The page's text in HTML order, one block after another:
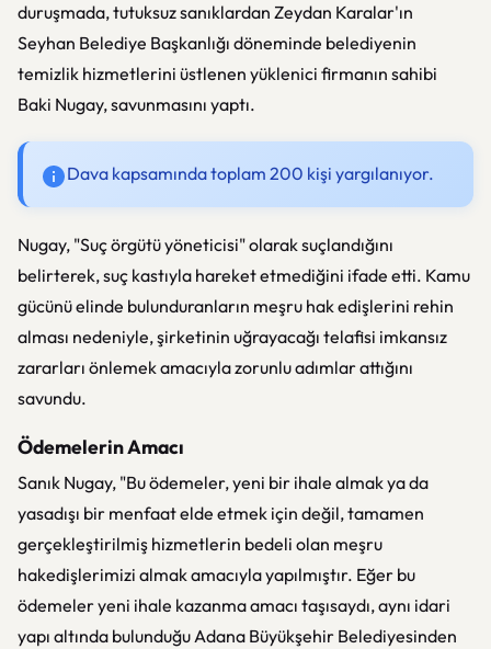
duruşmada, tutuksuz sanıklardan Zeydan Karalar'ın
Seyhan Belediye Başkanlığı döneminde belediyenin
temizlik hizmetlerini üstlenen yüklenici firmanın sahibi
Baki Nugay, savunmasını yaptı.
Dava kapsamında toplam 200 kişi yargılanıyor.
Nugay, "Suç örgütü yöneticisi" olarak suçlandığını
belirterek, suç kastıyla hareket etmediğini ifade etti. Kamu
gücünü elinde bulunduranların meşru hak edişlerini rehin
alması nedeniyle, şirketinin uğrayacağı telafisi imkansız
zararları önlemek amacıyla zorunlu adımlar attığını
savundu.
Ödemelerin Amacı
Sanık Nugay, "Bu ödemeler, yeni bir ihale almak ya da
yasadışı bir menfaat elde etmek için değil, tamamen
gerçekleştirilmiş hizmetlerin bedeli olan meşru
hakedişlerimizi almak amacıyla yapılmıştır. Eğer bu
ödemeler yeni ihale kazanma amacı taşısaydı, aynı idari
yapı altında bulunduğu Adana Büyükşehir Belediyesinden